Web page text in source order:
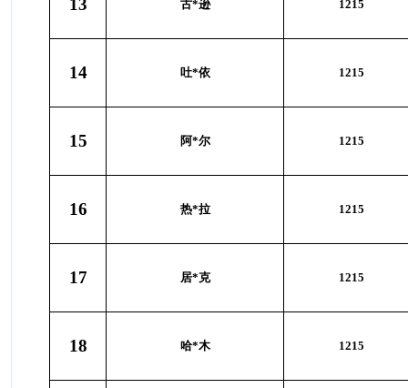
13 古*逊 1215
14 吐*依 1215
15 阿*尔 1215
16 热*拉 1215
17 居*克 1215
18 哈*木 1215